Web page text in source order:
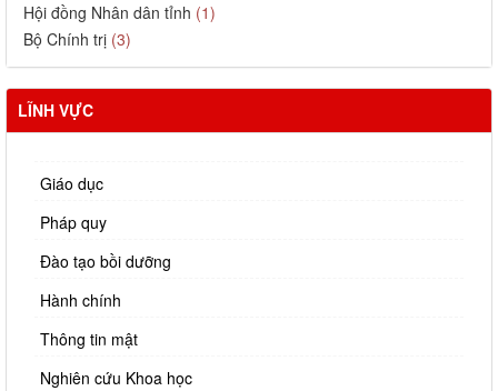
Hội đồng Nhân dân tỉnh (1)
Bộ Chính trị (3)
LĨNH VỰC
Giáo dục
Pháp quy
Đào tạo bồi dưỡng
Hành chính
Thông tin mật
Nghiên cứu Khoa học